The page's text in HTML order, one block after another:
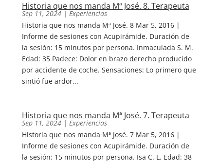
Historia que nos manda Mª José. 8. Terapeuta
Sep 11, 2024| Experiencias
Historia que nos manda Mª José. 8 Mar 5, 2016 |
Informe de sesiones con Acupirámide. Duración de
la sesión: 15 minutos por persona. Inmaculada S. M.
Edad: 35 Padece: Dolor en brazo derecho producido
por accidente de coche. Sensaciones: Lo primero que
sintió fue ardor...
Historia que nos manda Mª José. 7. Terapeuta
Sep 11, 2024| Experiencias
Historia que nos manda Mª José. 7 Mar 5, 2016 |
Informe de sesiones con Acupirámide. Duración de
la sesión: 15 minutos por persona. Isa C. L. Edad: 38